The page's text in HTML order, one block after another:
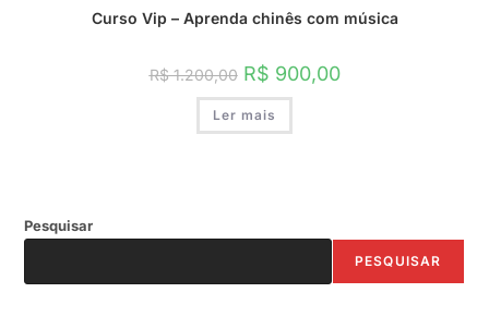
Curso Vip – Aprenda chinês com música
R$1.200,00 O
preço
original
era:
R$ 1.200,00.
R$ 900,00O
Ler mais
Pesquisar
PESQUISAR